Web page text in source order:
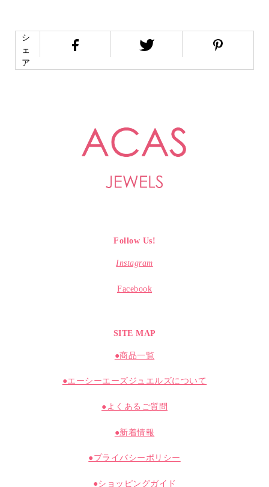
シ
ェ
ア
Follow Us!
Instagram
Facebook
SITE MAP
●商品一覧
●エーシーエーズジュエルズについて
●よくあるご質問
●新着情報
●プライバシーポリシー
●ショッピングガイド